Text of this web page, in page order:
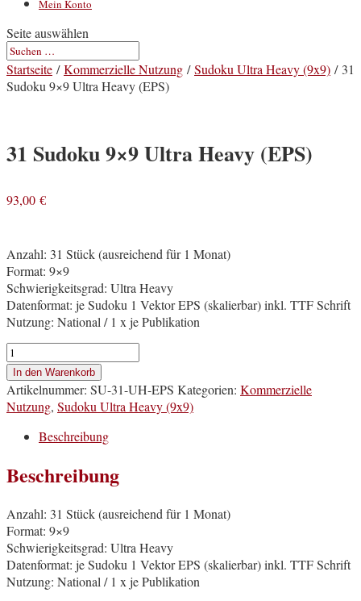
Mein Konto
Seite auswählen
Startseite /Kommerzielle Nutzung /Sudoku Ultra Heavy (9x9) / 31
Sudoku 9×9 Ultra Heavy (EPS)
31 Sudoku 9×9 Ultra Heavy (EPS)
93,00 €
Anzahl: 31 Stück (ausreichend für 1 Monat)
Format: 9×9
Schwierigkeitsgrad: Ultra Heavy
Datenformat: je Sudoku 1 Vektor EPS (skalierbar) inkl. TTF Schrift
Nutzung: National / 1 x je Publikation
31
Sudoku
9x9
Ultra
Heavy
(EPS)
In den Warenkorb
Artikelnummer: SU-31-UH-EPS Kategorien: Kommerzielle
Nutzung, Sudoku Ultra Heavy (9x9)
Beschreibung
Beschreibung
Anzahl: 31 Stück (ausreichend für 1 Monat)
Format: 9×9
Schwierigkeitsgrad: Ultra Heavy
Datenformat: je Sudoku 1 Vektor EPS (skalierbar) inkl. TTF Schrift
Nutzung: National / 1 x je Publikation